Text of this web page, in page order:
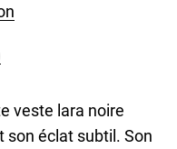
veste lara noire
son éclat subtil. Son